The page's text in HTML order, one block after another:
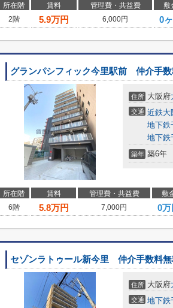
所在階 賃料 管理費・共益費 敷
2階
5.9万円 6,000円 0
グランパシフィック今里駅前 仲介手数
住所 大阪府
交通 近鉄大
地下鉄
地下鉄
築年 築6年
所在階 賃料 管理費・共益費 敷
6階
5.8万円 7,000円 0万
セゾンラトゥール新今里 仲介手数料
住所 大阪府
交通 地下鉄